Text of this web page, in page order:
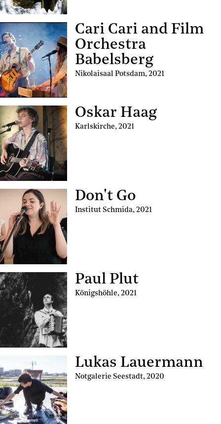
Cari Cari and Film
Orchestra
Babelsberg
Nikolaisaal Potsdam,2021
Oskar Haag
Karlskirche,2021
Don't Go
Institut Schmida,2021
Paul Plut
Königshöhle,2021
Lukas Lauermann
Notgalerie Seestadt,2020